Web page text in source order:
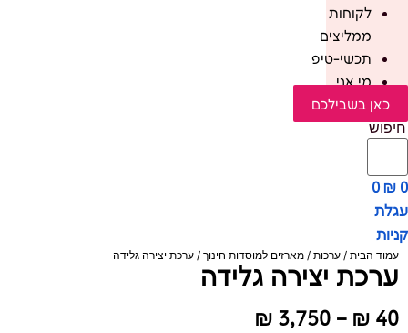
לקוחות
ממליצים
תכשי-טיפ
מי אני
כאן בשבילכם
חיפוש
₪ 0
0
עגלת
קניות
עמוד הבית / ערכות / מארזים למוסדות חינוך / ערכת יצירה גלידה
ערכת יצירה גלידה
₪ 40
–
₪ 3,750